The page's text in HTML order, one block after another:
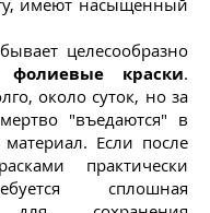
имеют насыщенный
целесообразно
фолиевые краски.
около суток, но за
"въедаются" в
Если после
практически
сплошная